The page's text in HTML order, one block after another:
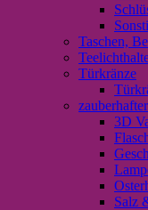
Taschen,
Türkränze
3D
Salz